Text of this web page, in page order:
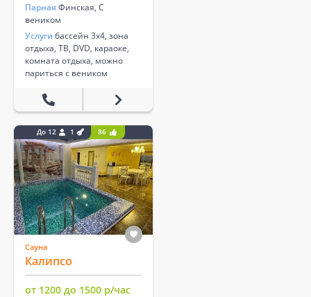
Парная Финская, С
веником
Услуги бассейн 3х4, зона
отдыха, ТВ, DVD, караоке,
комната отдыха, можно
париться с веником
До 12 1 86
Сауна
Калипсо
от 1200 до 1500 р/час